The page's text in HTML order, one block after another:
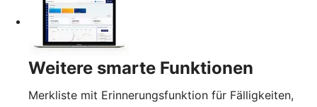
Weitere smarte Funktionen
Merkliste mit Erinnerungsfunktion für Fälligkeiten,